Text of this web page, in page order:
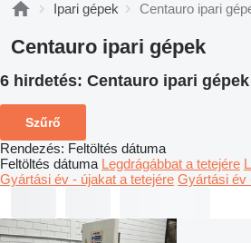
Ipari gépek Centauro ipari
Centauro ipari gépek
6 hirdetés: Centauro ipari gépek
Szűrő
Rendezés: Feltöltés dátuma
Feltöltés dátuma Legdrágábbat a tetejére
Gyártási év - újakat a tetejére Gyártási év